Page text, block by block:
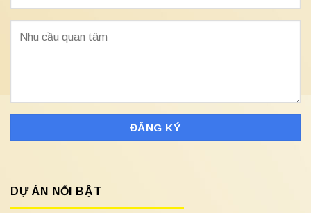
DỰ ÁN NỔI BẬT